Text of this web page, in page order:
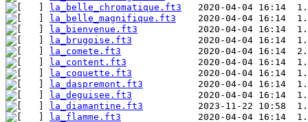
la_belle_chromatique.ft3
la_belle_magnifique.ft3
la_bienvenue.ft3
la_brugoise.ft3
la_comete.ft3
la_content.ft3
la_coquette.ft3
la_daspremont.ft3
la_deguisee.ft3
la_diamantine.ft3
la_flamme.ft3